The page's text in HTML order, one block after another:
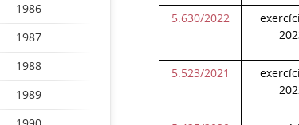
1986
1987
1988
1989
5.630/2022
5.523/2021